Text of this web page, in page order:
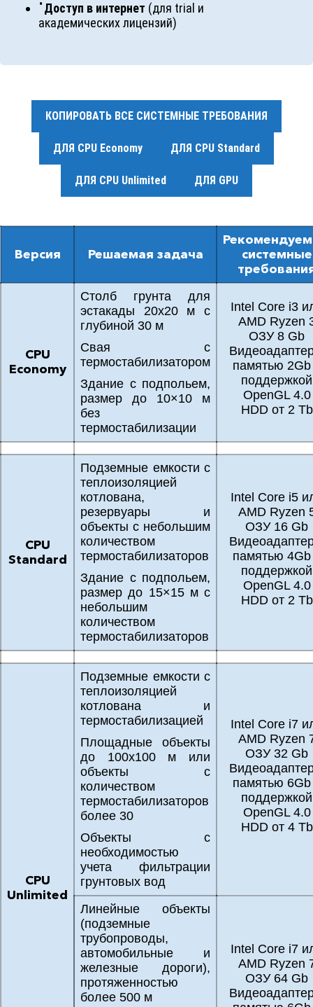
Доступ в интернет (для trial и
академических лицензий)
КОПИРОВАТЬ ВСЕ СИСТЕМНЫЕ ТРЕБОВАНИЯ
ДЛЯ CPU Economy ДЛЯ CPU Standard
ДЛЯ CPU Unlimited ДЛЯ GPU
Версия Решаемая задача
системные
CPU
Economy
Столб грунта для
эстакады 20х20 м с
глубиной 30 м
Свая с
термостабилизатором
Здание с подпольем,
размер до 10×10 м
без
термостабилизации
Intel Core i3
AMD Ryzen
ОЗУ 8 Gb
памятью 2Gb
поддержкой
OpenGL 4.0
HDD от 2 Tb
CPU
Standard
Подземные емкости с
теплоизоляцией
котлована,
резервуары и
объекты с небольшим
количеством
термостабилизаторов
Здание с подпольем,
размер до 15×15 м с
небольшим
количеством
термостабилизаторов
Intel Core i5
AMD Ryzen
ОЗУ 16 Gb
памятью 4Gb
поддержкой
OpenGL 4.0
HDD от 2 Tb
CPU
Unlimited
Подземные емкости с
теплоизоляцией
котлована и
термостабилизацией
Площадные объекты
до 100х100 м или
объекты с
количеством
термостабилизаторов
более 30
Объекты с
необходимостью
учета фильтрации
грунтовых вод
Intel Core i7
AMD Ryzen
ОЗУ 32 Gb
памятью 6Gb
поддержкой
OpenGL 4.0
HDD от 4 Tb
Линейные объекты
(подземные
трубопроводы,
автомобильные и
железные дороги),
протяженностью
более 500 м
Intel Core i7
AMD Ryzen
ОЗУ 64 Gb